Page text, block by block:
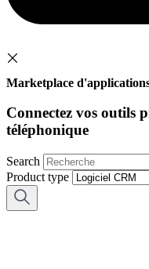
Marketplace
Connectez vos outils
téléphonique
Search
Product type